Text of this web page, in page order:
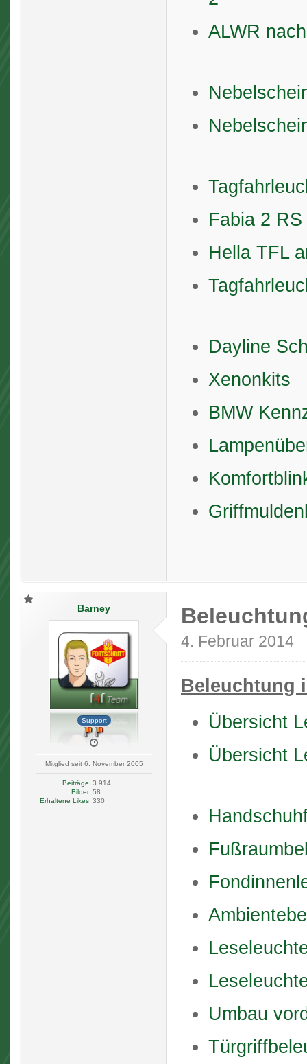
ALWR
Fabia 2
Hella TFL
Dayline
Xenonkits
BMW
Barney
Support
Mitglied seit 6. November 2005
Beiträge 3.914
Bilder 58
Erhaltene Likes 330
4. Februar 2014
Beleuchtung
Übersicht
Übersicht
Umbau